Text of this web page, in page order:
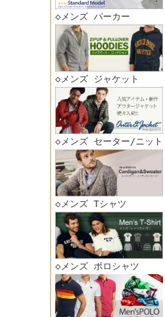
◇メンズ パーカー
◇メンズ ジャケット
◇メンズ セーター/ニット
◇メンズ Tシャツ
◇メンズ ポロシャツ